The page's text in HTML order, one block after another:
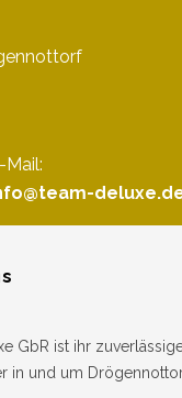
Mail:
GbR ist ihr
in und um